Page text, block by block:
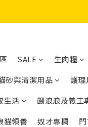
SALE 生肉糧
砂與清潔用品
護理
生活
餵浪浪及義工
貓領養 奴才專欄